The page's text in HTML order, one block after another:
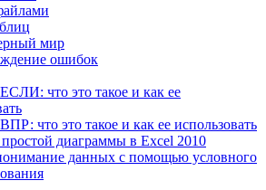
мир
ошибок
что это такое и как ее
что это такое и как ее использовать
диаграммы в Excel 2010
данных с помощью условного